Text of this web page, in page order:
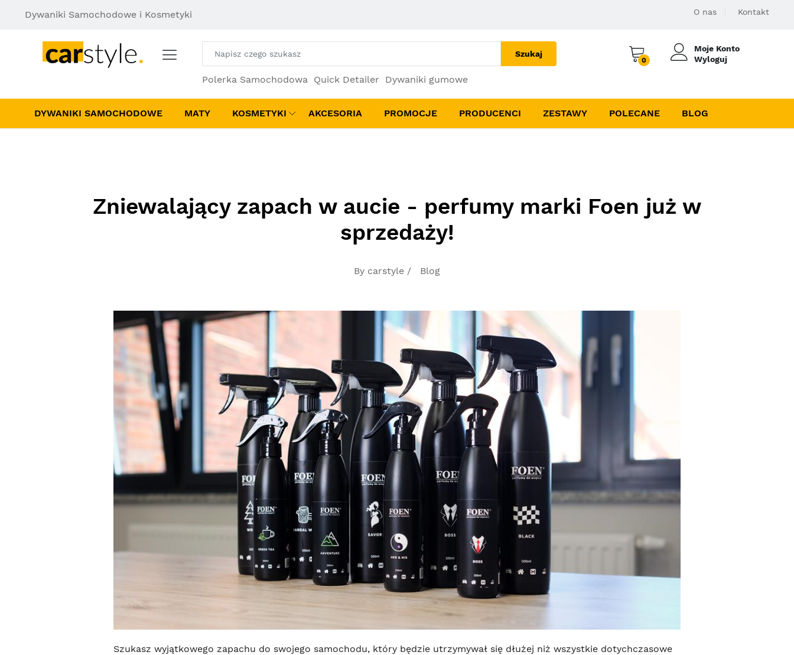
Dywaniki Samochodowe i Kosmetyki O nas Kontakt
Szukaj
Polerka Samochodowa Quick Detailer Dywaniki gumowe
0
Moje Konto
Wyloguj
DYWANIKI SAMOCHODOWE MATY KOSMETYKI AKCESORIA PROMOCJE PRODUCENCI ZESTAWY POLECANE BLOG
Zniewalający zapach w aucie - perfumy marki Foen już w
sprzedaży!
By carstyle / Blog
Szukasz wyjątkowego zapachu do swojego samochodu, który będzie utrzymywał się dłużej niż wszystkie dotychczasowe